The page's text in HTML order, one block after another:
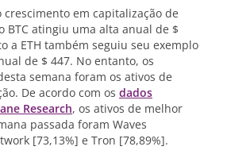
em capitalização de
BTC atingiu uma alta anual de $
a ETH também seguiu seu exemplo
de $ 447. No entanto, os
semana foram os ativos de
De acordo com os dados
Research, os ativos de melhor
passada foram Waves
[73,13%] e Tron [78,89%].